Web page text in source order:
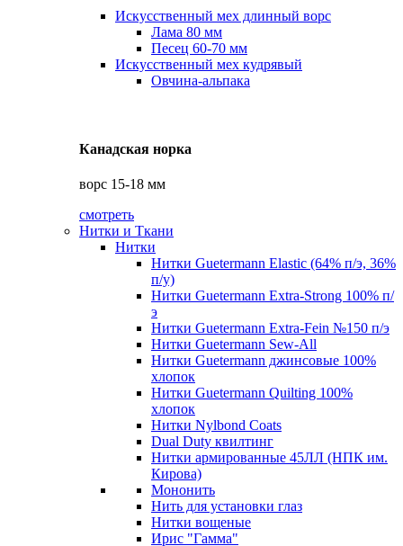
Искусственный мех длинный ворс
Лама 80 мм
Песец 60-70 мм
Искусственный мех кудрявый
Овчина-альпака
Канадская норка
ворс 15-18 мм
смотреть
Нитки и Ткани
Нитки
Нитки Guetermann Elastic (64% п/э, 36%
п/у)
Нитки Guetermann Extra-Strong 100% п/
э
Нитки Guetermann Extra-Fein №150 п/э
Нитки Guetermann Sew-All
Нитки Guetermann джинсовые 100%
хлопок
Нитки Guetermann Quilting 100%
хлопок
Нитки Nylbond Coats
Dual Duty квилтинг
Нитки армированные 45ЛЛ (НПК им.
Кирова)
Мононить
Нить для установки глаз
Нитки вощеные
Ирис "Гамма"